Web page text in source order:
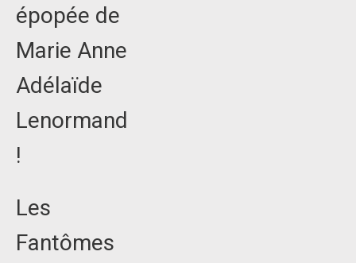
épopée de
Marie Anne
Adélaïde
Lenormand
!
Les
Fantômes